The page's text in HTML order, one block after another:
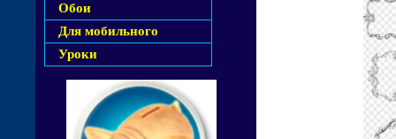
Обои
Для мобильного
Уроки